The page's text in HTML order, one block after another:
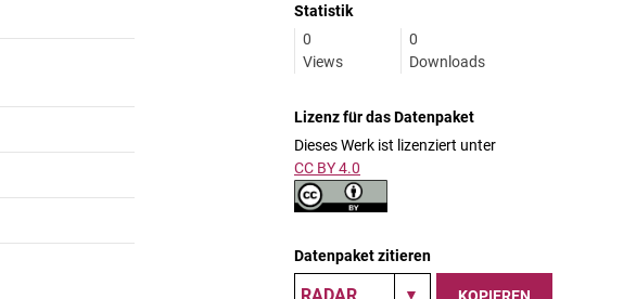
Statistik
0
Views
0
Downloads
Lizenz für das Datenpaket
Dieses Werk ist lizenziert unter
CC BY 4.0
Datenpaket zitieren
KOPIEREN